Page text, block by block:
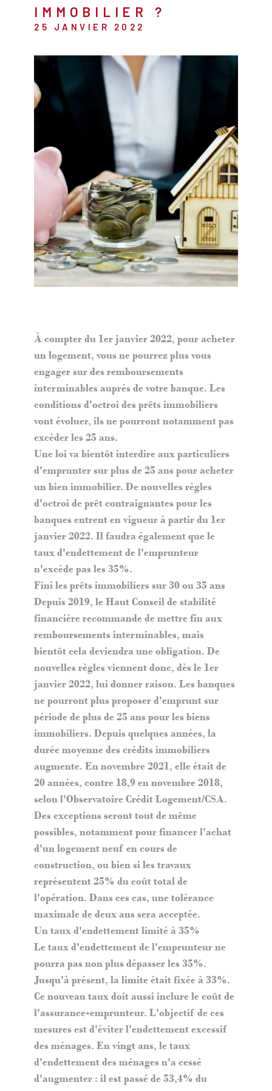
IMMOBILIER ?
25 JANVIER 2022
À compter du 1er janvier 2022, pour acheter
un logement, vous ne pourrez plus vous
engager sur des remboursements
interminables auprès de votre banque. Les
conditions d'octroi des prêts immobiliers
vont évoluer, ils ne pourront notamment pas
excéder les 25 ans.
Une loi va bientôt interdire aux particuliers
d'emprunter sur plus de 25 ans pour acheter
un bien immobilier. De nouvelles règles
d'octroi de prêt contraignantes pour les
banques entrent en vigueur à partir du 1er
janvier 2022. Il faudra également que le
taux d'endettement de l'emprunteur
n'excède pas les 35%.
Fini les prêts immobiliers sur 30 ou 35 ans
Depuis 2019, le Haut Conseil de stabilité
financière recommande de mettre fin aux
remboursements interminables, mais
bientôt cela deviendra une obligation. De
nouvelles règles viennent donc, dès le 1er
janvier 2022, lui donner raison. Les banques
ne pourront plus proposer d'emprunt sur
période de plus de 25 ans pour les biens
immobiliers. Depuis quelques années, la
durée moyenne des crédits immobiliers
augmente. En novembre 2021, elle était de
20 années, contre 18,9 en novembre 2018,
selon l'Observatoire Crédit Logement/CSA.
Des exceptions seront tout de même
possibles, notamment pour financer l'achat
d'un logement neuf en cours de
construction, ou bien si les travaux
représentent 25% du coût total de
l'opération. Dans ces cas, une tolérance
maximale de deux ans sera acceptée.
Un taux d'endettement limité à 35%
Le taux d'endettement de l'emprunteur ne
pourra pas non plus dépasser les 35%.
Jusqu'à présent, la limite était fixée à 33%.
Ce nouveau taux doit aussi inclure le coût de
l'assurance-emprunteur. L'objectif de ces
mesures est d'éviter l'endettement excessif
des ménages. En vingt ans, le taux
d'endettement des ménages n'a cessé
d'augmenter : il est passé de 53,4% du
RECHERCHER